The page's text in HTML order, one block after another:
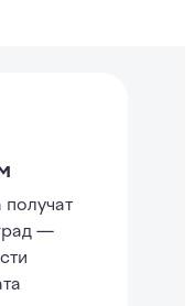
получат
—